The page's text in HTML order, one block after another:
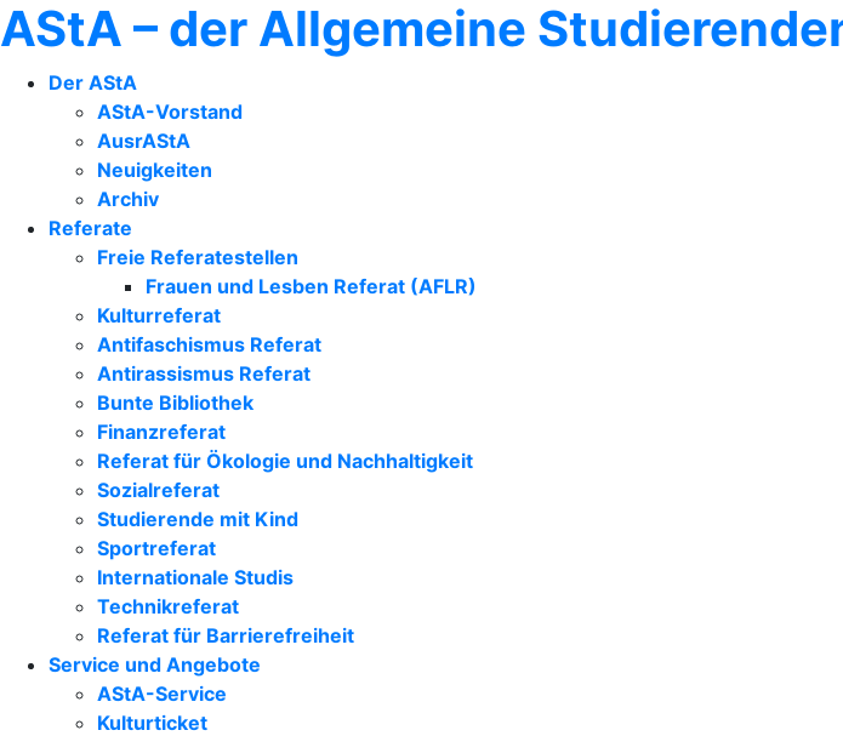
AStA – der Allgemeine
Der AStA
AStA-Vorstand
AusrAStA
Neuigkeiten
Archiv
Referate
Freie Referatestellen
Frauen und Lesben Referat (AFLR)
Kulturreferat
Antifaschismus Referat
Antirassismus Referat
Bunte Bibliothek
Finanzreferat
Referat für Ökologie und Nachhaltigkeit
Sozialreferat
Studierende mit Kind
Sportreferat
Internationale Studis
Technikreferat
Referat für Barrierefreiheit
Service und Angebote
AStA-Service
Kulturticket